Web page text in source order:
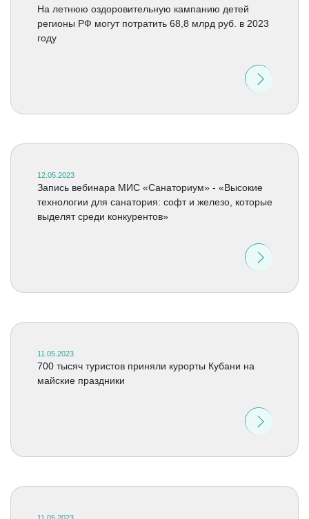
На летнюю оздоровительную кампанию детей
регионы РФ могут потратить 68,8 млрд руб. в 2023
году
12.05.2023
Запись вебинара МИС «Санаториум» - «Высокие
технологии для санатория: софт и железо, которые
выделят среди конкурентов»
11.05.2023
700 тысяч туристов приняли курорты Кубани на
майские праздники